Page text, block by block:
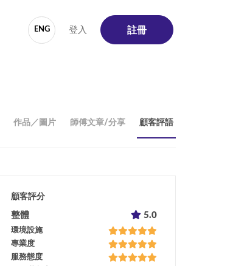
ENG 登入 註冊
作品／圖片 師傅文章/分享 顧客評語
顧客評分
整體 5.0
環境設施
專業度
服務態度